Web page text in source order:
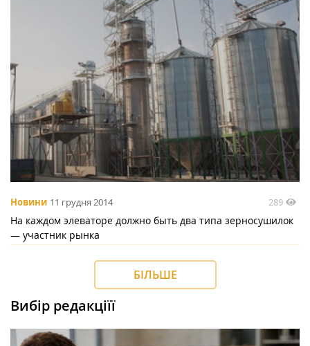
Новини 11 грудня 2014 289
На каждом элеваторе должно быть два типа зерносушилок
— участник рынка
БІЛЬШЕ
Вибір редакціїї